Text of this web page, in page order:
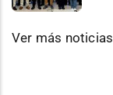
Ver más noticias